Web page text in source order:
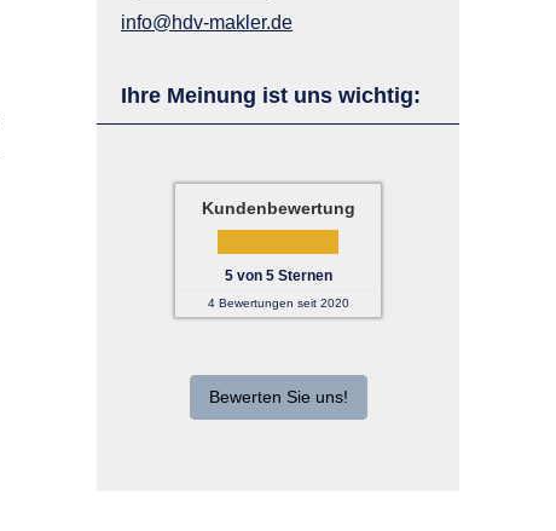
info@hdv-makler.de
Ihre Meinung ist uns wichtig:
Kundenbewertung
5von 5Sternen
4Bewertungen seit 2020
Bewerten Sie uns!